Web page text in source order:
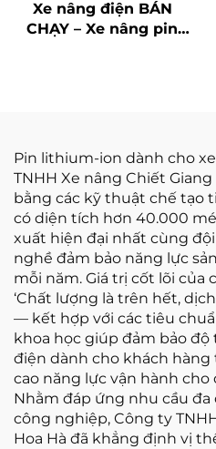
Xe nâng điện BÁN
CHẠY – Xe nâng pin
Pin lithium-ion dành cho
TNHH Xe nâng Chiết
bằng các kỹ thuật chế tạo
có diện tích hơn 40.000
xuất hiện đại nhất cùng
nghề đảm bảo năng lực
mỗi năm. Giá trị cốt lõi
‘Chất lượng là trên hết,
— kết hợp với các tiêu
khoa học giúp đảm bảo độ
điện dành cho khách
cao năng lực vận hành
Nhằm đáp ứng nhu cầu
công nghiệp, Công ty
Hoa Hà đã khẳng định vị